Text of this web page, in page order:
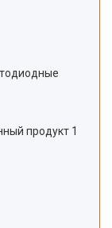
продукт 1